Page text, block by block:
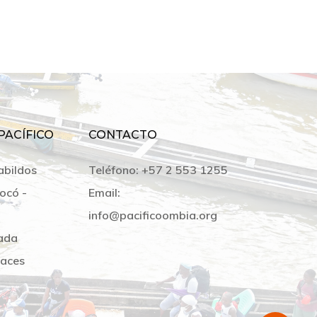
-
CONTACTO
Teléfono: +57 2 553 1255
Email:
info@pacificoombia.org